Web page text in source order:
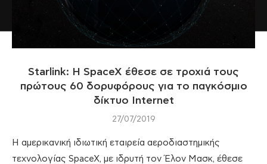
Starlink: Η SpaceX έθεσε σε τροχιά τους
πρώτους 60 δορυφόρους για το παγκόσμιο
δίκτυο Internet
27/07/2019
H αμερικανική ιδιωτική εταιρεία αεροδιαστημικής
τεχνολογίας SpaceX, με ιδρυτή τον Έλον Μασκ, έθεσε